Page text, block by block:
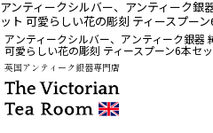
アンティークシルバー、アンティーク銀
ット 可愛らしい花の彫刻 ティースプー
アンティークシルバー、アンティーク銀器
可愛らしい花の彫刻 ティースプーン6本セ
英国アンティーク銀器専門店